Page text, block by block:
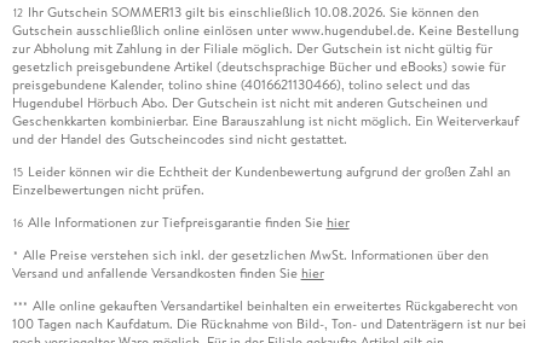
12 Ihr Gutschein SOMMER13 gilt bis einschließlich 10.08.2026. Sie können den
Gutschein ausschließlich online einlösen unter www.hugendubel.de. Keine Bestellung
zur Abholung mit Zahlung in der Filiale möglich. Der Gutschein ist nicht gültig für
gesetzlich preisgebundene Artikel (deutschsprachige Bücher und eBooks) sowie für
preisgebundene Kalender, tolino shine (4016621130466), tolino select und das
Hugendubel Hörbuch Abo. Der Gutschein ist nicht mit anderen Gutscheinen und
Geschenkkarten kombinierbar. Eine Barauszahlung ist nicht möglich. Ein Weiterverkauf
und der Handel des Gutscheincodes sind nicht gestattet.
15 Leider können wir die Echtheit der Kundenbewertung aufgrund der großen Zahl an
Einzelbewertungen nicht prüfen.
16 Alle Informationen zur Tiefpreisgarantie finden Sie hier
* Alle Preise verstehen sich inkl. der gesetzlichen MwSt. Informationen über den
Versand und anfallende Versandkosten finden Sie hier
*** Alle online gekauften Versandartikel beinhalten ein erweitertes Rückgaberecht von
100 Tagen nach Kaufdatum. Die Rücknahme von Bild-, Ton- und Datenträgern ist nur bei